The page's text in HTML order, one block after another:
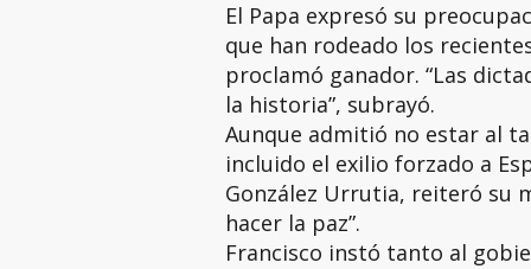
El Papa expresó su
que han rodeado los
proclamó ganador. “Las
la historia”, subrayó.
Aunque admitió no estar al
incluido el exilio forzado a
González Urrutia, reiteró su
hacer la paz”.
Francisco instó tanto al